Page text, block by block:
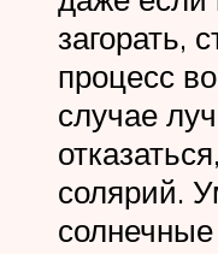
загорать,
процесс
случае
солярий.